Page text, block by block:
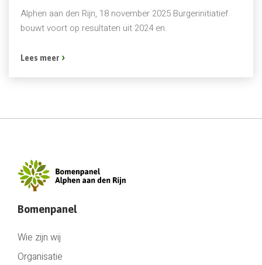
Alphen aan den Rijn, 18 november 2025 Burgerinitiatief
bouwt voort op resultaten uit 2024 en.
Lees meer
Bomenpanel
Wie zijn wij
Organisatie